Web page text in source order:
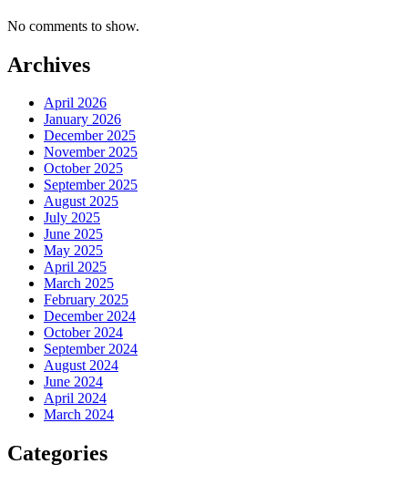
No comments to show.
Archives
April 2026
January 2026
December 2025
November 2025
October 2025
September 2025
August 2025
July 2025
June 2025
May 2025
April 2025
March 2025
February 2025
December 2024
October 2024
September 2024
August 2024
June 2024
April 2024
March 2024
Categories